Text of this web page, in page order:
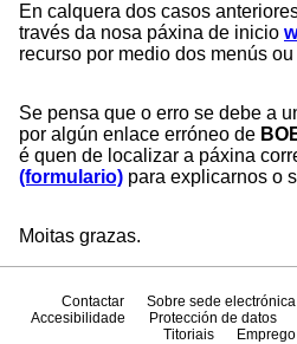
En calquera dos casos
través da nosa páxina de inicio
recurso por medio dos menús
Se pensa que o erro se debe a
por algún enlace erróneo de
é quen de localizar a páxina
(formulario) para explicarnos o
Moitas grazas.
Contactar Sobre sede electrónica
Accesibilidade
Protección de datos
Titoriais